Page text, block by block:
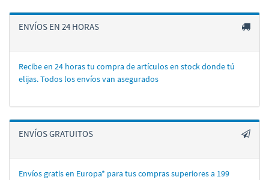
ENVÍOS EN 24 HORAS
Recibe en 24 horas tu compra de artí­culos en stock donde tú
elijas. Todos los enví­os van asegurados
ENVÍOS GRATUITOS
Envíos gratis en Europa* para tus compras superiores a 199